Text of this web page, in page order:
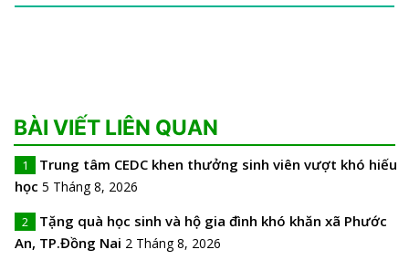
BÀI VIẾT LIÊN QUAN
1
Trung tâm CEDC khen thưởng sinh viên vượt khó hiếu
học 5 Tháng 8, 2026
2
Tặng quà học sinh và hộ gia đình khó khăn xã Phước
An, TP.Đồng Nai 2 Tháng 8, 2026